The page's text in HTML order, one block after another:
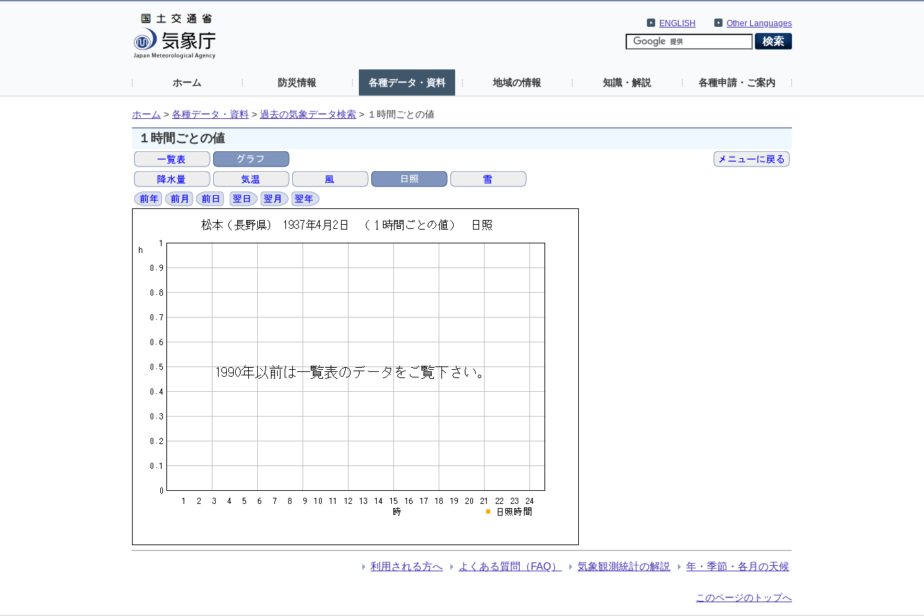
Other Languages
ENGLISH
ホーム 防災情報 各種データ・資料 地域の情報 知識・解説 各種申請・ご案内
ホーム > 各種データ・資料 > 過去の気象データ検索 > １時間ごとの値
１時間ごとの値
利用される方へ よくある質問（FAQ） 気象観測統計の解説 年・季節・各月の天候
このページのトップへ